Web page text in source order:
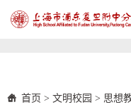
首页 > 文明校园 > 思想